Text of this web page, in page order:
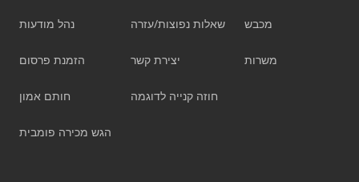
נהל מודעות
הזמנת פרסום
חותם אמון
הגש מכירה פומבית
שאלות נפוצות/עזרה
יצירת קשר
חוזה קנייה לדוגמה
מכבש
משרות